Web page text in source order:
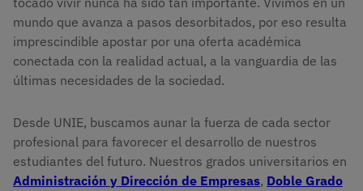
mundo que avanza a pasos desorbitados, por eso resulta
imprescindible apostar por una oferta académica
conectada con la realidad actual, a la vanguardia de las
últimas necesidades de la sociedad.
Desde UNIE, buscamos aunar la fuerza de cada sector
profesional para favorecer el desarrollo de nuestros
estudiantes del futuro. Nuestros grados universitarios en
Administración y Dirección de Empresas, Doble Grado